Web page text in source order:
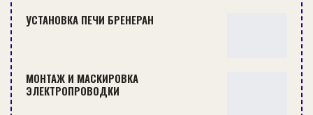
изнутри вырезы, в них и вкладываются
УСТАНОВКА ПЕЧИ БРЕНЕРАН
МОНТАЖ И МАСКИРОВКА
ЭЛЕКТРОПРОВОДКИ